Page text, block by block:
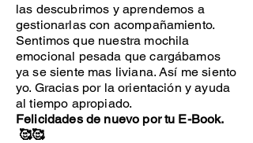
las descubrimos y aprendemos a
gestionarlas con acompañamiento.
Sentimos que nuestra mochila
emocional pesada que cargábamos
ya se siente mas liviana. Así me siento
yo. Gracias por la orientación y ayuda
al tiempo apropiado.
Felicidades de nuevo por tu E-Book.
🥰🥰